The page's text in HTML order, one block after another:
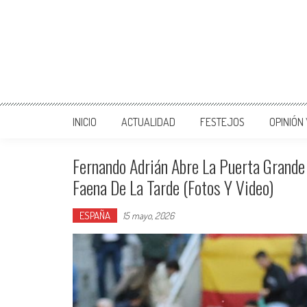
INICIO ACTUALIDAD FESTEJOS OPINIÓN
Fernando Adrián Abre La Puerta
Faena De La Tarde (Fotos Y Video)
ESPAÑA 15 mayo, 2026